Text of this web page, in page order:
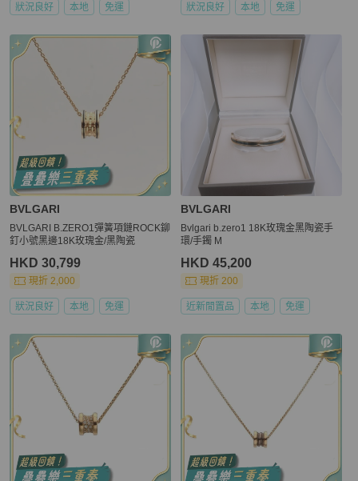
狀況良好 本地 免運 狀況良好 本地 免運
BVLGARI
BVLGARI B.ZERO1彈簧項鏈ROCK鉚
釘小號黑邊18K玫瑰金/黑陶瓷
HKD 30,799
現折 2,000
狀況良好 本地 免運
BVLGARI
Bvlgari b.zero1 18K玫瑰金黑陶瓷手
環/手鐲 M
HKD 45,200
現折 200
近新閒置品 本地 免運